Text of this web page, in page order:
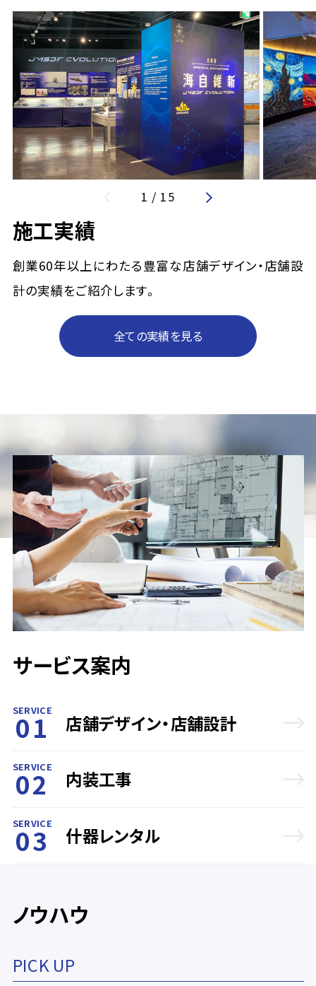
施工実績
創業60年以上にわたる豊富な店舗デザイン・店舗設
計の実績をご紹介します。
全ての実績を見る
1 / 15
サービス案内
SERVICE
01 店舗デザイン・店舗設計
SERVICE
02 内装工事
SERVICE
03 什器レンタル
ノウハウ
PICK UP